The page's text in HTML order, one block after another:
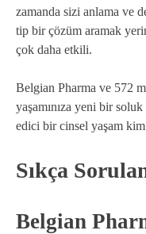
zamanda sizi anlama ve
tip bir çözüm aramak
çok daha etkili.
Belgian Pharma ve 572
yaşamınıza yeni bir
edici bir cinsel yaşam
Sıkça
Belgian